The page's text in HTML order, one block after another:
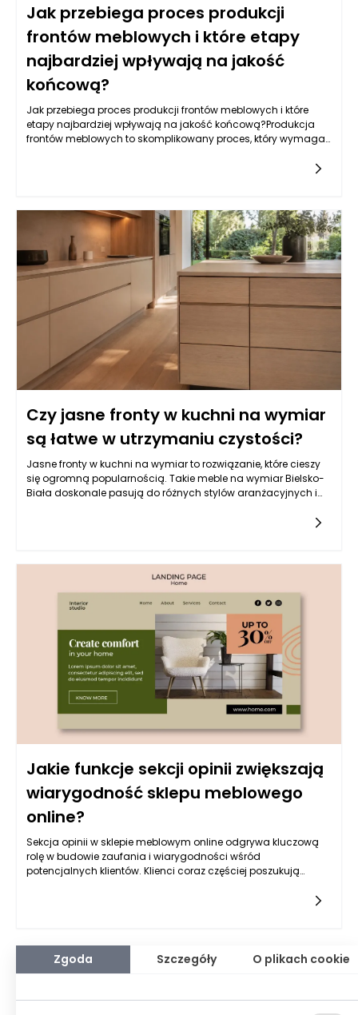
Jak przebiega proces produkcji
frontów meblowych i które etapy
najbardziej wpływają na jakość
końcową?
Jak przebiega proces produkcji frontów meblowych i które
etapy najbardziej wpływają na jakość końcową?Produkcja
frontów meblowych to skomplikowany proces, który wymaga
Czy jasne fronty w kuchni na wymiar
są łatwe w utrzymaniu czystości?
Jasne fronty w kuchni na wymiar to rozwiązanie, które cieszy
się ogromną popularnością. Takie meble na wymiar Bielsko-
Biała doskonale pasują do różnych stylów aranżacyjnych i
praktyce jednak, wybór jasnych kolorów frontów kuchennych
codziennym użytkowaniu. Odpowiedź na to pytanie zależy od
wielu czynników, takich jak rodzaj materiałów, sposób
wykończenia czy ogólna koncepcja użytkowania kuchni.
Jakie funkcje sekcji opinii zwiększają
wiarygodność sklepu meblowego
online?
Sekcja opinii w sklepie meblowym online odgrywa kluczową
rolę w budowie zaufania i wiarygodności wśród
potencjalnych klientów. Klienci coraz częściej poszukują
znacząco wpłynąć na decyzje zakupowe, dlatego warto
zwrócić uwagę na kilka jej kluczowych funkcji.
Zgoda Szczegóły O plikach cookie